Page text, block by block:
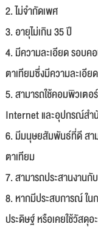
2. ไม่จำกัดเพศ
3. อายุไม่เกิน 35 ปี
4. มีความละเอียด รอบค
ตาเทียมซึ่งมีความละเอีย
5. สามารถใช้คอมพิวเต
Internet และอุปกรณ์สำ
6. มีมนุษยสัมพันธ์ที่ดี สา
ตาเทียม
7. สามารถประสานงาน
8. หากมีประสบการณ์ ใน
ประดิษฐ์ หรือเคยใช้วัสดุ